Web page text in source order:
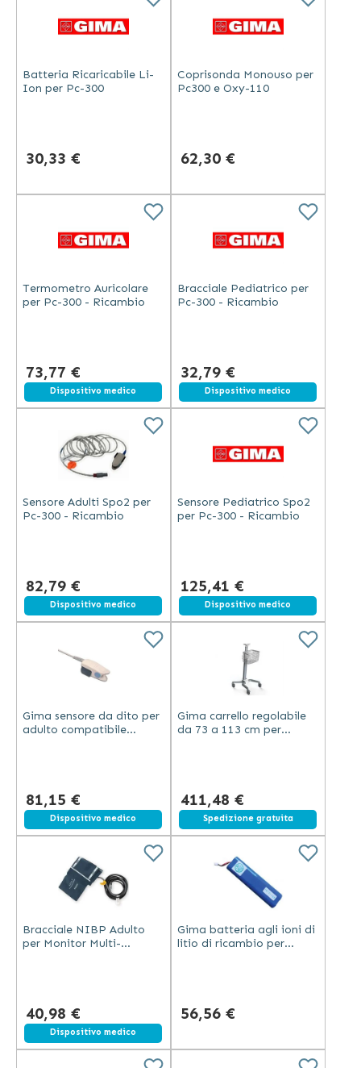
Batteria Ricaricabile Li-
Ion per Pc-300
30,33 €
Coprisonda Monouso per
Pc300 e Oxy-110
62,30 €
Termometro Auricolare
per Pc-300 - Ricambio
73,77 €
Dispositivo medico
Bracciale Pediatrico per
Pc-300 - Ricambio
32,79 €
Dispositivo medico
Sensore Adulti Spo2 per
Pc-300 - Ricambio
82,79 €
Dispositivo medico
Sensore Pediatrico Spo2
per Pc-300 - Ricambio
125,41 €
Dispositivo medico
Gima sensore da dito per
adulto compatibile
81,15 €
Dispositivo medico
Gima carrello regolabile
da 73 a 113 cm per
411,48 €
Spedizione gratuita
Bracciale NIBP Adulto
per Monitor Multi-
40,98 €
Dispositivo medico
Gima batteria agli ioni di
litio di ricambio per
56,56 €